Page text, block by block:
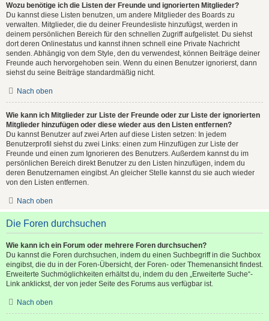
Wozu benötige ich die Listen der Freunde und ignorierten Mitglieder?
Du kannst diese Listen benutzen, um andere Mitglieder des Boards zu
verwalten. Mitglieder, die du deiner Freundesliste hinzufügst, werden in
deinem persönlichen Bereich für den schnellen Zugriff aufgelistet. Du siehst
dort deren Onlinestatus und kannst ihnen schnell eine Private Nachricht
senden. Abhängig von dem Style, den du verwendest, können Beiträge deiner
Freunde auch hervorgehoben sein. Wenn du einen Benutzer ignorierst, dann
siehst du seine Beiträge standardmäßig nicht.
Nach oben
Wie kann ich Mitglieder zur Liste der Freunde oder zur Liste der ignorierten
Mitglieder hinzufügen oder diese wieder aus den Listen entfernen?
Du kannst Benutzer auf zwei Arten auf diese Listen setzen: In jedem
Benutzerprofil siehst du zwei Links: einen zum Hinzufügen zur Liste der
Freunde und einen zum Ignorieren des Benutzers. Außerdem kannst du im
persönlichen Bereich direkt Benutzer zu den Listen hinzufügen, indem du
deren Benutzernamen eingibst. An gleicher Stelle kannst du sie auch wieder
von den Listen entfernen.
Nach oben
Die Foren durchsuchen
Wie kann ich ein Forum oder mehrere Foren durchsuchen?
Du kannst die Foren durchsuchen, indem du einen Suchbegriff in die Suchbox
eingibst, die du in der Foren-Übersicht, der Foren- oder Themenansicht findest.
Erweiterte Suchmöglichkeiten erhältst du, indem du den „Erweiterte Suche“-
Link anklickst, der von jeder Seite des Forums aus verfügbar ist.
Nach oben